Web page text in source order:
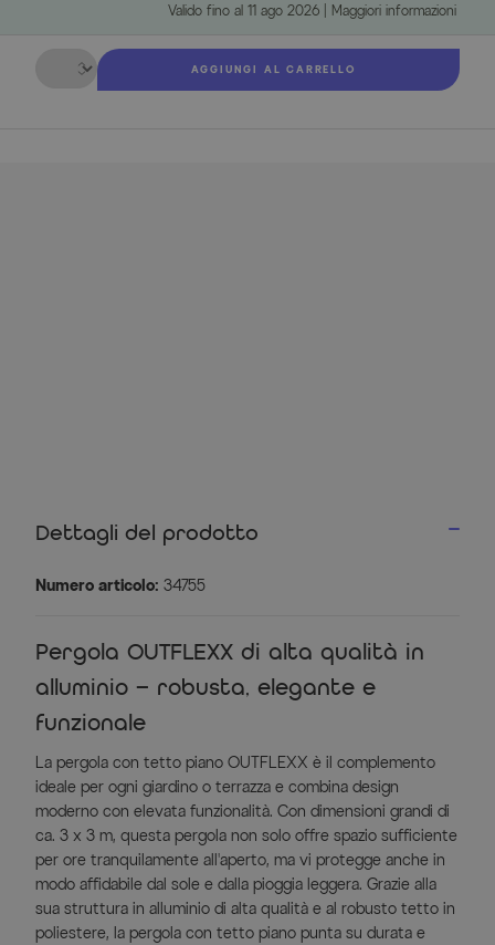
Valido fino al 11 ago 2026| Maggiori informazioni
Quantità
AGGIUNGI AL CARRELLO
Dettagli del prodotto
Numero articolo: 34755
Pergola OUTFLEXX di alta qualità in
alluminio – robusta, elegante e
funzionale
La pergola con tetto piano OUTFLEXX è il complemento
ideale per ogni giardino o terrazza e combina design
moderno con elevata funzionalità. Con dimensioni grandi di
ca. 3 x 3 m, questa pergola non solo offre spazio sufficiente
per ore tranquilamente all'aperto, ma vi protegge anche in
modo affidabile dal sole e dalla pioggia leggera. Grazie alla
sua struttura in alluminio di alta qualità e al robusto tetto in
poliestere, la pergola con tetto piano punta su durata e